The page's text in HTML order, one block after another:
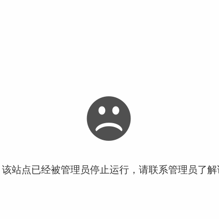
站点已经被管理员停止运行，请联系管理员了